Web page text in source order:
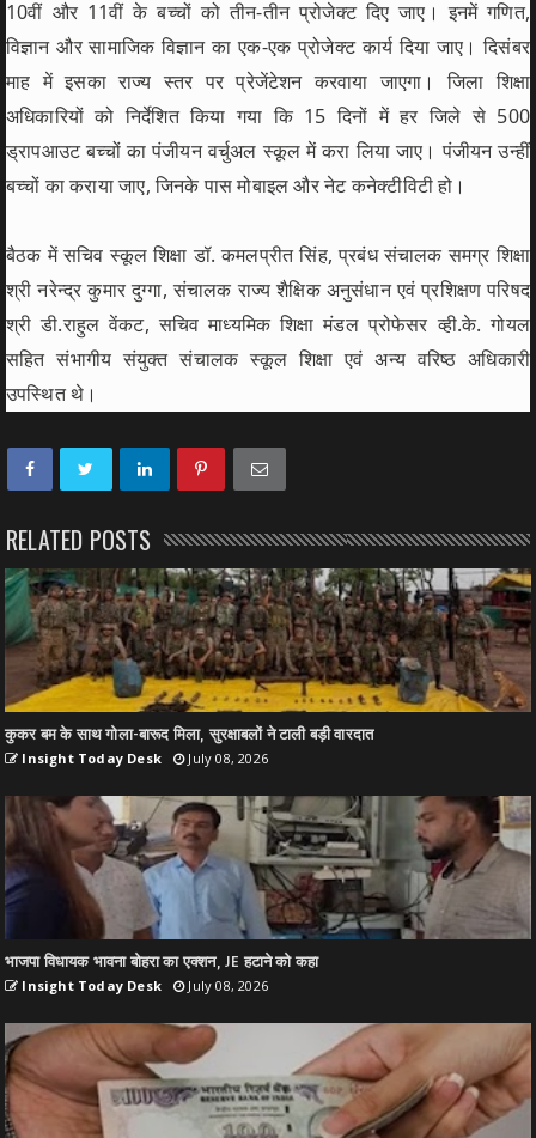
10वीं और 11वीं के बच्चों को तीन-तीन प्रोजेक्ट दिए जाए। इनमें गणित,
विज्ञान और सामाजिक विज्ञान का एक-एक प्रोजेक्ट कार्य दिया जाए। दिसंबर
माह में इसका राज्य स्तर पर प्रेजेंटेशन करवाया जाएगा। जिला शिक्षा
अधिकारियों को निर्देशित किया गया कि 15 दिनों में हर जिले से 500
ड्रापआउट बच्चों का पंजीयन वर्चुअल स्कूल में करा लिया जाए। पंजीयन उन्हीं
बच्चों का कराया जाए, जिनके पास मोबाइल और नेट कनेक्टीविटी हो।
बैठक में सचिव स्कूल शिक्षा डॉ. कमलप्रीत सिंह, प्रबंध संचालक समग्र शिक्षा
श्री नरेन्द्र कुमार दुग्गा, संचालक राज्य शैक्षिक अनुसंधान एवं प्रशिक्षण परिषद
श्री डी.राहुल वेंकट, सचिव माध्यमिक शिक्षा मंडल प्रोफेसर व्ही.के. गोयल
सहित संभागीय संयुक्त संचालक स्कूल शिक्षा एवं अन्य वरिष्ठ अधिकारी
उपस्थित थे।
RELATED POSTS
कुकर बम के साथ गोला-बारूद मिला, सुरक्षाबलों ने टाली बड़ी वारदात
Insight Today Desk July 08, 2026
भाजपा विधायक भावना बोहरा का एक्शन, JE हटाने को कहा
Insight Today Desk July 08, 2026